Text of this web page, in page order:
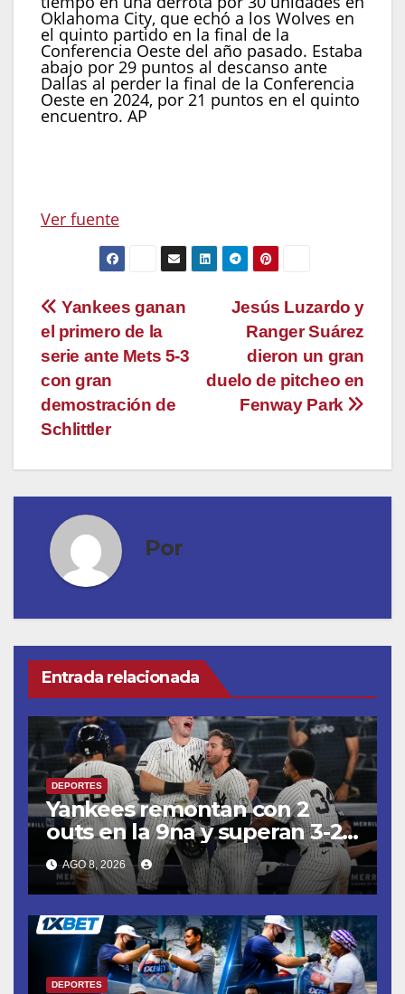
Oklahoma City, que echó a los Wolves en
el quinto partido en la final de la
Conferencia Oeste del año pasado. Estaba
abajo por 29 puntos al descanso ante
Dallas al perder la final de la Conferencia
Oeste en 2024, por 21 puntos en el quinto
encuentro. AP
Ver fuente
Navegación
de
entradas
Jesús Luzardo y
Ranger Suárez
dieron un gran
duelo de pitcheo en
Fenway Park
Yankees ganan
el primero de la
serie ante Mets 5-3
con gran
demostración de
Schlittler
Por
Entrada relacionada
DEPORTES
Yankees remontan con 2
outs en la 9na y superan 3-2
a Bravos en 10 innings tras
larga lluvia
AGO 8, 2026
DEPORTES